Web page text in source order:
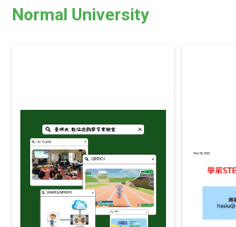
Normal University